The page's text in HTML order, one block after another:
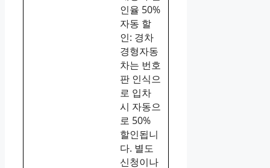
인율 50%
자동 할
인: 경차
경형자동
차는 번호
판 인식으
로 입차
시 자동으
로 50%
할인됩니
다. 별도
신청이나